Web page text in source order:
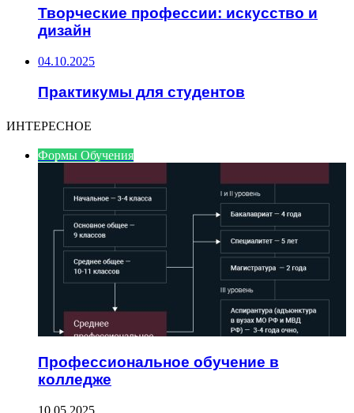
Творческие профессии: искусство и
дизайн
04.10.2025
Практикумы для студентов
ИНТЕРЕСНОЕ
Формы Обучения
Профессиональное обучение в
колледже
10.05.2025